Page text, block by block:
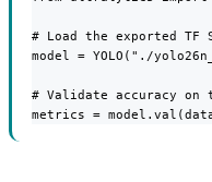
# Load the exported TF
model = YOLO("./
# Validate accuracy on
metrics =